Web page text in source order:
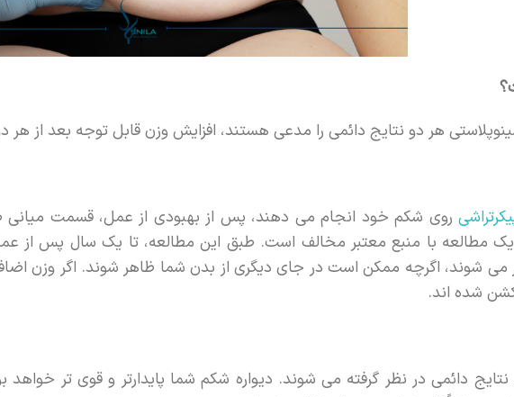
هر دو نتایج دائمی را مدعی هستند، افزایش وزن قابل توجه بعد از
روی شکم خود انجام می دهند، پس از بهبودی از عمل، قسمت میانی
یک مطالعه با منبع معتبر مخالف است. طبق این مطالعه، تا یک سال پس از
می شوند، اگرچه ممکن است در جای دیگری از بدن شما ظاهر شوند. اگر وزن
شده اند.
دائمی در نظر گرفته می شوند. دیواره شکم شما پایدارتر و قوی تر